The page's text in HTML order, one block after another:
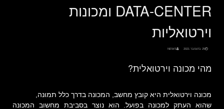
DATA-CENTER ומכונות
וירטואליות
25 בדצמבר 2021 NEWS
מהי מכונה וירטואלית?
מכונה וירטואלית היא קובץ מחשב, המכונה בדרך כלל תמונה,
שהוא העתק למכונה בפועל. הוא נוצר בסביבת מחשוב המכונה